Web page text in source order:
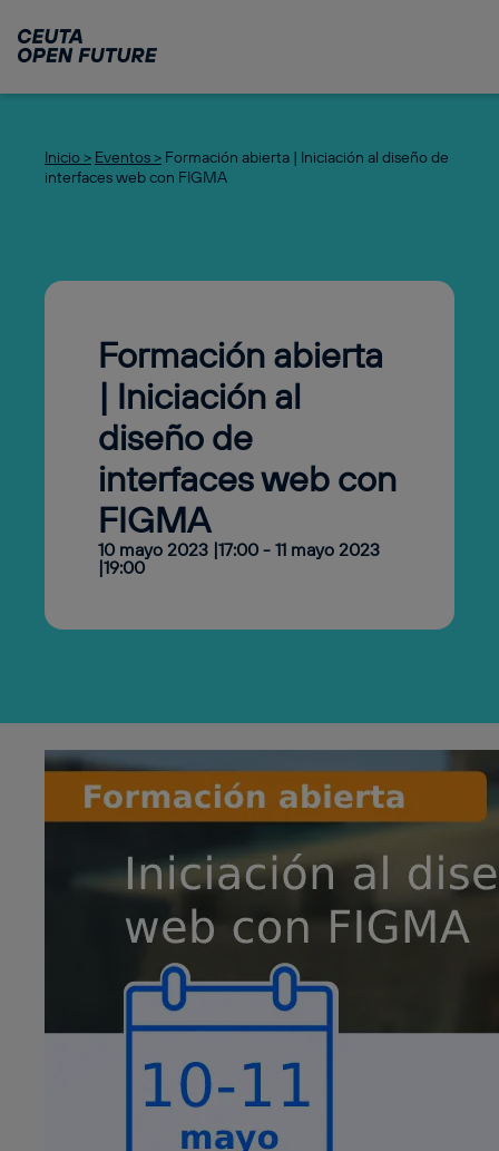
contenido
principal
Inicio > Eventos > Formación abierta | Iniciación al diseño de
interfaces web con FIGMA
Formación abierta
| Iniciación al
diseño de
interfaces web con
FIGMA
10 mayo 2023 |17:00 - 11 mayo 2023
|19:00